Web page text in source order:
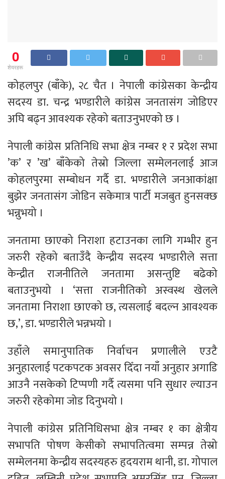
0
शेयरहरू
कोहलपुर (बाँके), २८ चैत । नेपाली कांग्रेसका केन्द्रीय
सदस्य डा. चन्द्र भण्डारीले कांग्रेस जनतासंग जोडिएर
अघि बढ्न आवश्यक रहेको बताउनुभएको छ ।
नेपाली कांग्रेस प्रतिनिधि सभा क्षेत्र नम्बर १ र प्रदेश सभा
’क’ र ’ख’ बाँकेको तेस्रो जिल्ला सम्मेलनलाई आज
कोहलपुरमा सम्बोधन गर्दै डा. भण्डारीले जनआकांक्षा
बुझेर जनतासंग जोडिन सकेमात्र पार्टी मजबुत हुनसक्छ
भन्नुभयो ।
जनतामा छाएको निराशा हटाउनका लागि गम्भीर हुन
जरुरी रहेको बताउँदै केन्द्रीय सदस्य भण्डारीले सत्ता
केन्द्रीत राजनीतिले जनतामा असन्तुष्टि बढेको
बताउनुभयो । ‘सत्ता राजनीतिको अस्वस्थ खेलले
जनतामा निराशा छाएको छ, त्यसलाई बदल्न आवश्यक
छ,’, डा. भण्डारीले भन्नभयो ।
उहाँले समानुपातिक निर्वाचन प्रणालीले एउटै
अनुहारलाई पटकपटक अवसर दिँदा नयाँ अनुहार अगाडि
आउनै नसकेको टिप्पणी गर्दै त्यसमा पनि सुधार ल्याउन
जरुरी रहेकोमा जोड दिनुभयो ।
नेपाली कांग्रेस प्रतिनिधिसभा क्षेत्र नम्बर १ का क्षेत्रीय
सभापति पोषण केसीको सभापतित्वमा सम्पन्न तेस्रो
सम्मेलनमा केन्द्रीय सदस्यहरु हृदयराम थानी, डा. गोपाल